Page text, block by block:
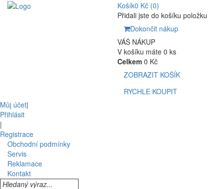
Košík0 Kč (0)
Přidali jste do košíku položku
Dokončit nákup
VÁŠ NÁKUP
V košíku máte 0 ks
Celkem 0 Kč
ZOBRAZIT KOŠÍK
RYCHLE KOUPIT
Můj účet|
Přihlásit
|
Registrace
Obchodní podmínky
Servis
Reklamace
Kontakt